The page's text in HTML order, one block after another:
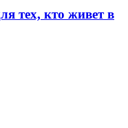
тех, кто живет в